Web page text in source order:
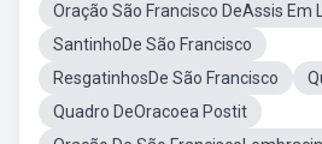
Oração São Francisco DeAssis Em
SantinhoDe São Francisco
ResgatinhosDe São Francisco
Quadro DeOracoea Postit